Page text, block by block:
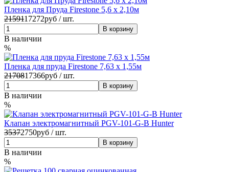
Пленка для Пруда Firestone 5,6 х 2,10м
2159117272руб / шт.
В наличии
%
Пленка для пруда Firestone 7,63 х 1,55м
2170817366руб / шт.
В наличии
%
Клапан электромагнитный PGV-101-G-B Hunter
35372750руб / шт.
В наличии
%